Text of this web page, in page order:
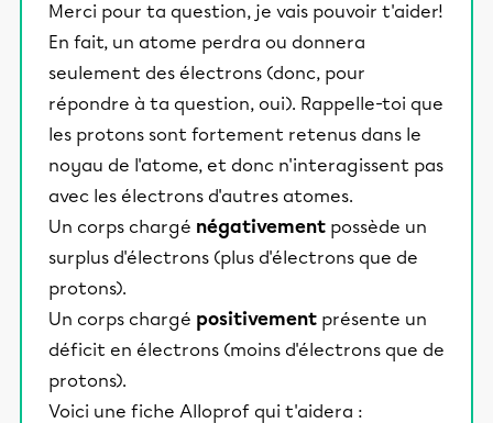
Merci pour ta question, je vais pouvoir t'aider!
En fait, un atome perdra ou donnera
seulement des électrons (donc, pour
répondre à ta question, oui). Rappelle-toi que
les protons sont fortement retenus dans le
noyau de l'atome, et donc n'interagissent pas
avec les électrons d'autres atomes.
Un corps chargé négativement possède un
surplus d'électrons (plus d'électrons que de
protons).
Un corps chargé positivement présente un
déficit en électrons (moins d'électrons que de
protons).
Voici une fiche Alloprof qui t'aidera :